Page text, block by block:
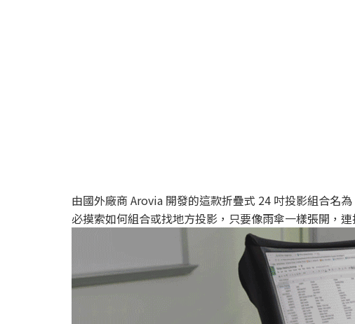
由國外廠商 Arovia 開發的這款折疊式 24 吋投影組合名
必摸索如何組合或找地方投影，只要像雨傘一樣張開，